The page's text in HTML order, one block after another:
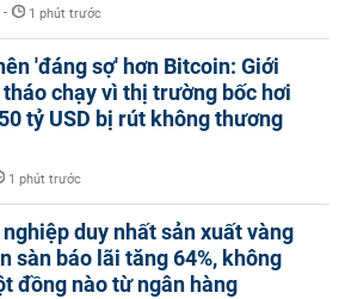
- 1 phút trước
'đáng sợ' hơn Bitcoin: Giới
chạy vì thị trường bốc hơi
tỷ USD bị rút không thương
1 phút trước
nghiệp duy nhất sản xuất vàng
sàn báo lãi tăng 64%, không
đồng nào từ ngân hàng